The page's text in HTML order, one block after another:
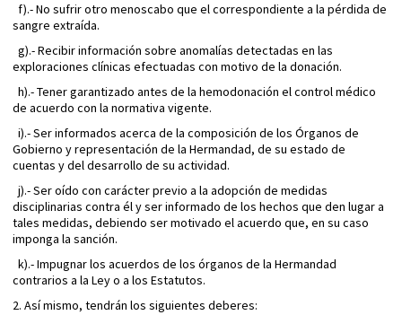
f).- No sufrir otro menoscabo que el correspondiente a la pérdida de
sangre extraída.
g).- Recibir información sobre anomalías detectadas en las
exploraciones clínicas efectuadas con motivo de la donación.
h).- Tener garantizado antes de la hemodonación el control médico
de acuerdo con la normativa vigente.
i).- Ser informados acerca de la composición de los Órganos de
Gobierno y representación de la Hermandad, de su estado de
cuentas y del desarrollo de su actividad.
j).- Ser oído con carácter previo a la adopción de medidas
disciplinarias contra él y ser informado de los hechos que den lugar a
tales medidas, debiendo ser motivado el acuerdo que, en su caso
imponga la sanción.
k).- Impugnar los acuerdos de los órganos de la Hermandad
contrarios a la Ley o a los Estatutos.
2. Así mismo, tendrán los siguientes deberes: